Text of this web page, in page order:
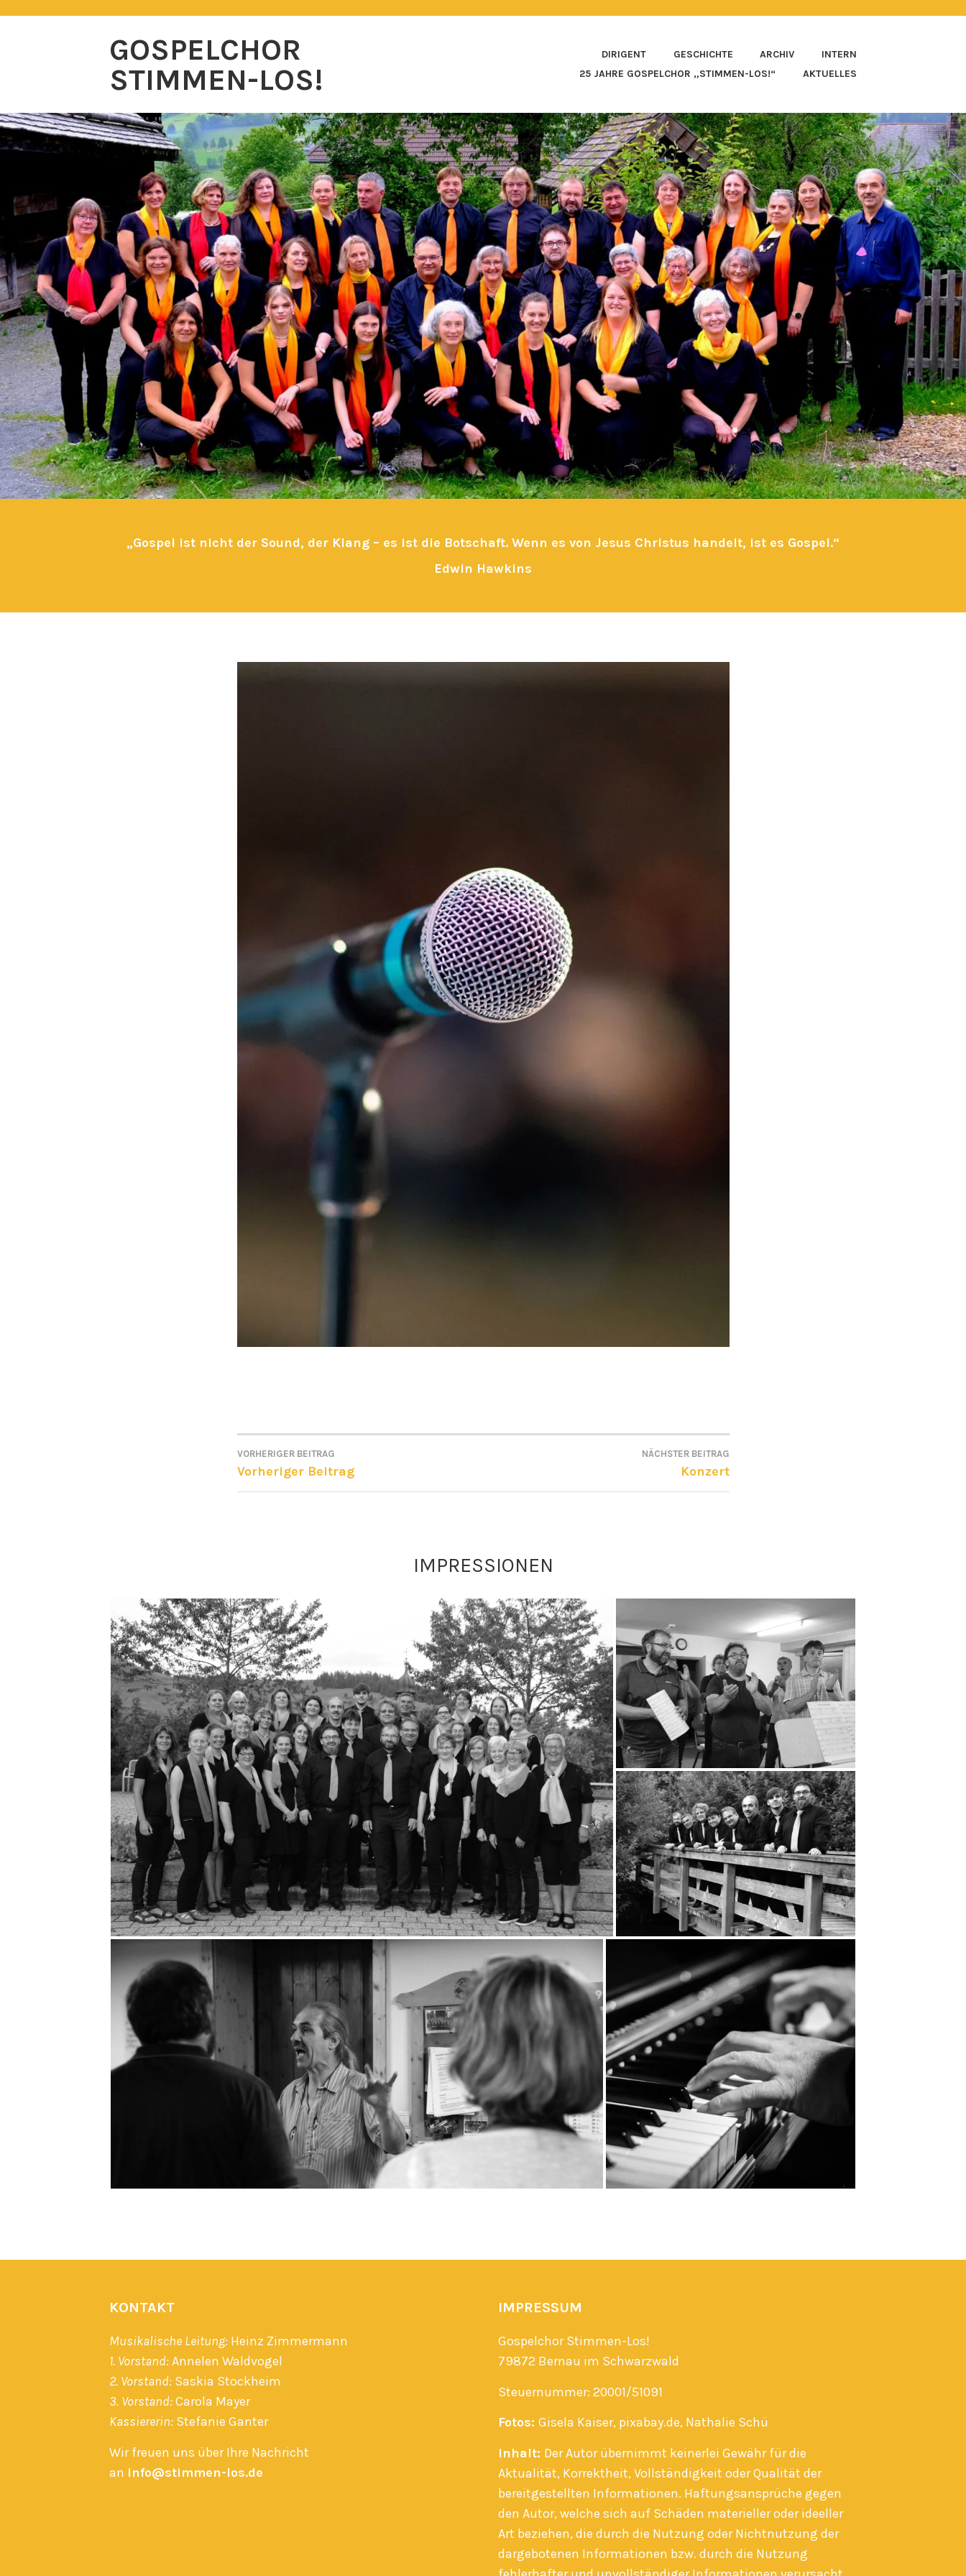
GOSPELCHOR
STIMMEN-LOS!
DIRIGENT GESCHICHTE ARCHIV
INTERN
25 JAHRE GOSPELCHOR „STIMMEN-LOS!“
AKTUELLES
„Gospel ist nicht der Sound, der Klang – es ist die Botschaft. Wenn es von Jesus Christus handelt, ist es Gospel.“
Edwin Hawkins
BEITRAGSNAVIGATION
VORHERIGER BEITRAG
Vorheriger Beitrag
NÄCHSTER BEITRAG
Konzert
IMPRESSIONEN
KONTAKT
Musikalische Leitung: Heinz Zimmermann
1. Vorstand:Annelen Waldvogel
2. Vorstand: Saskia Stockheim
3. Vorstand:Carola Mayer
Kassiererin: Stefanie Ganter
Wir freuen uns über Ihre Nachricht
an info@stimmen-los.de
IMPRESSUM
Gospelchor Stimmen-Los!
79872 Bernau im Schwarzwald
Steuernummer: 20001/51091
Fotos: Gisela Kaiser, pixabay.de, Nathalie Schü
Inhalt: Der Autor übernimmt keinerlei Gewähr für die
Aktualität, Korrektheit, Vollständigkeit oder Qualität der
bereitgestellten Informationen. Haftungsansprüche gegen
den Autor, welche sich auf Schäden materieller oder ideeller
Art beziehen, die durch die Nutzung oder Nichtnutzung der
dargebotenen Informationen bzw. durch die Nutzung